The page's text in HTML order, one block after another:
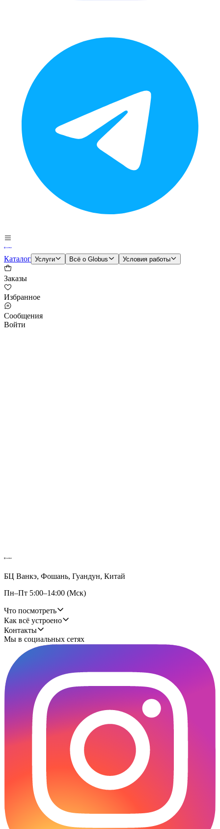
Каталог Услуги Всё о Globus Условия работы
Заказы
Избранное
Сообщения
Войти
БЦ Ванкэ, Фошань, Гуандун, Китай
Пн–Пт 5:00–14:00 (Мск)
Что посмотреть
Как всё устроено
Контакты
Мы в социальных сетях